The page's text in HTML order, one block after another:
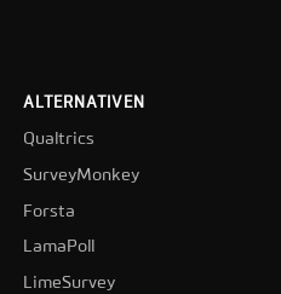
ALTERNATIVEN
Qualtrics
SurveyMonkey
Forsta
LamaPoll
LimeSurvey